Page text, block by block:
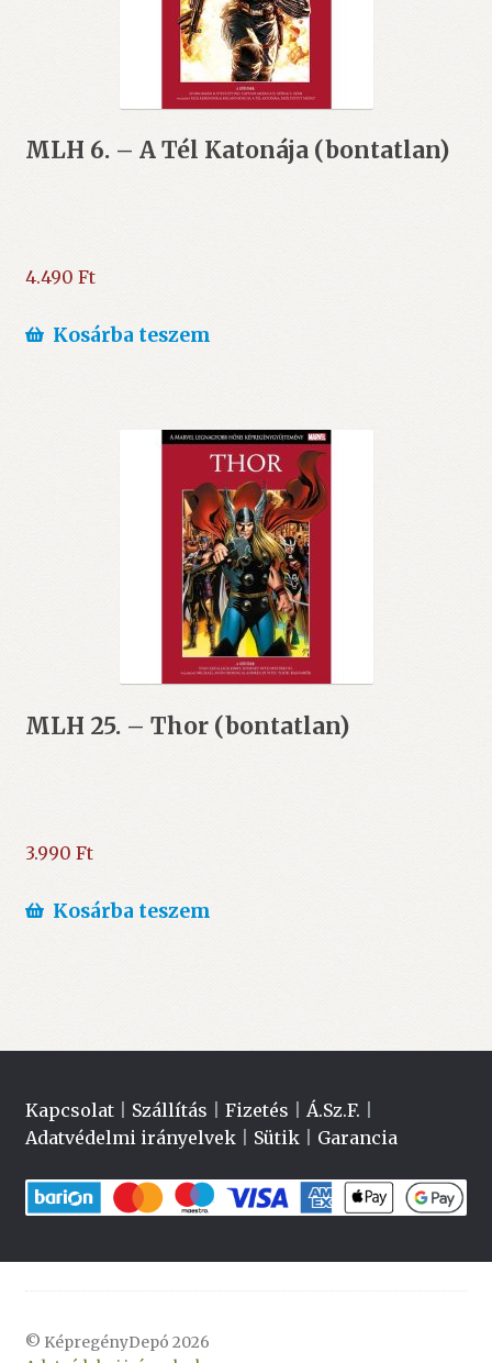
MLH 6. – A Tél Katonája (bontatlan)
4.490 Ft
Kosárba teszem
MLH 25. – Thor (bontatlan)
3.990 Ft
Kosárba teszem
Kapcsolat| Szállítás Fizetés Á.Sz.F.
Adatvédelmi irányelvek| Sütik| Garancia
© KépregényDepó 2026